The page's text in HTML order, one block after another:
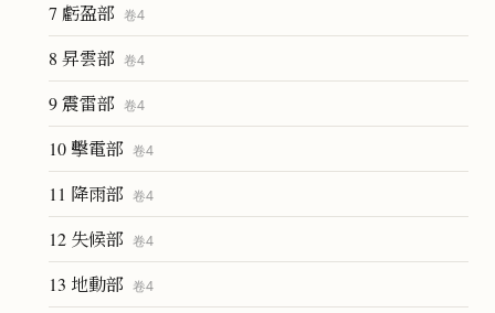
7 虧盈部 卷4
8 昇雲部 卷4
9 震雷部 卷4
10 擊電部 卷4
11 降雨部 卷4
12 失候部 卷4
13 地動部 卷4